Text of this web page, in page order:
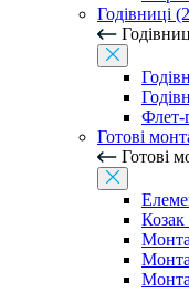
Годівниці
Флет-
Готові
Готові